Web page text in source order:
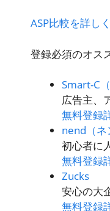
ASP比較を詳し
登録必須のオス
Smart-C
広告主、
無料登録
nend（ネ
初心者に
無料登録
Zucks
安心の大
無料登録